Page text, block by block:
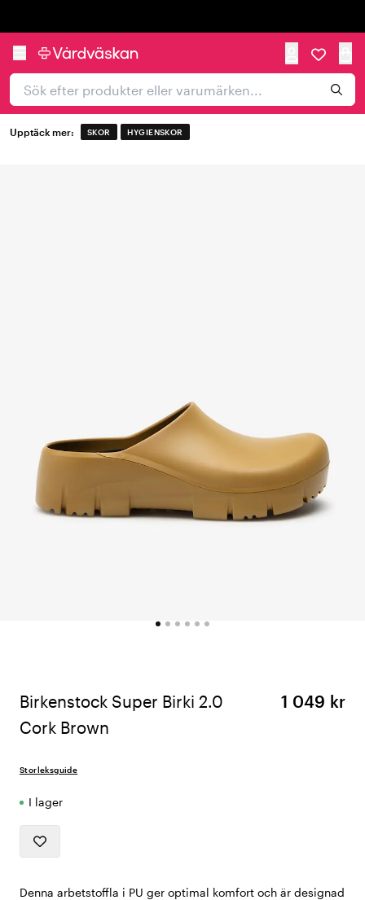
Upptäck mer: SKOR HYGIENSKOR
Birkenstock Super Birki 2.0
Cork Brown
1 049 kr
Storleksguide
I lager
Denna arbetstoffla i PU ger optimal komfort och är designad